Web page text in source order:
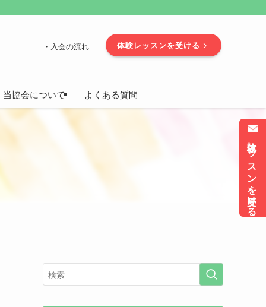
当協会について よくある質問
・入会の流れ 体験レッスンを受ける
体験レッスンを受ける